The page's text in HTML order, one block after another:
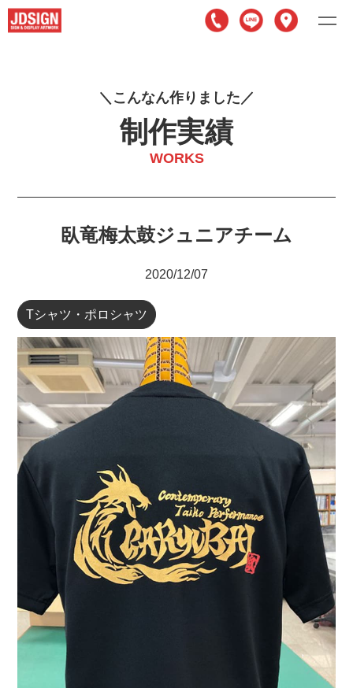
こんなん作り ま した
制作実績
WORKS
臥竜梅太鼓ジュニアチーム
2020/12/07
Tシャツ・ポロシャツ